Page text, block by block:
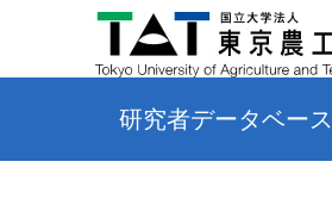
研究者データベース